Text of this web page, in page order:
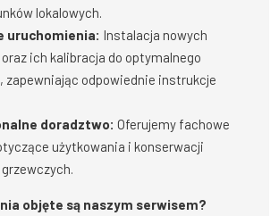
lokalowych.
uruchomienia: Instalacja nowych
ich kalibracja do optymalnego
zapewniając odpowiednie instrukcje
doradztwo: Oferujemy fachowe
użytkowania i konserwacji
objęte są naszym serwisem?